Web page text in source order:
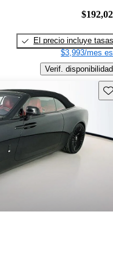
El precio incluye tasas
$3,993/mes
Verif. disponibilidad